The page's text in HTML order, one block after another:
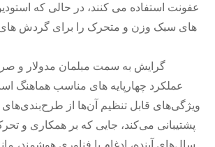
عفونت استفاده می کنند، در حالی که
های سبک وزن و متحرک را برای گردش های
گرایش به سمت مبلمان مدولار و
عملکرد چهارپایه های مناسب هماهنگ
ویژگی‌های قابل تنظیم آن‌ها از
پشتیبانی می‌کند، جایی که بر همکاری و